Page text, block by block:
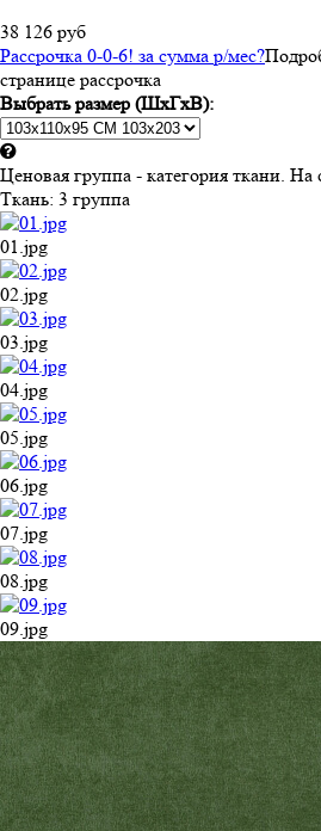
38 126 руб
Рассрочка 0-0-6! за сумма р/мес?
странице рассрочка
Выбрать размер (ШхГхВ):
Ценовая группа - категория ткани.
Ткань: 3 группа
01.jpg
02.jpg
03.jpg
04.jpg
05.jpg
06.jpg
07.jpg
08.jpg
09.jpg